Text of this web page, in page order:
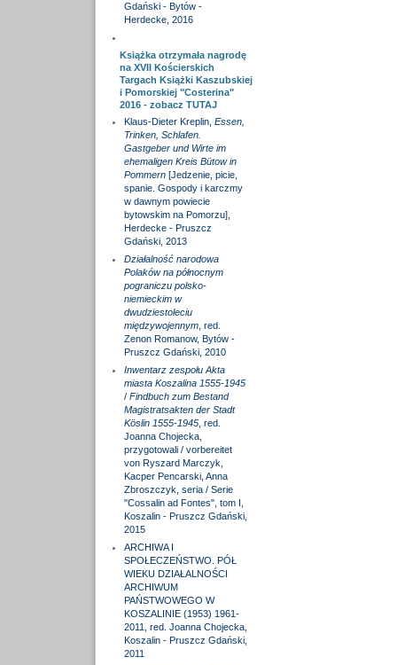
Gdański - Bytów -
Herdecke, 2016
Książka otrzymała nagrodę
na XVII Kościerskich
Targach Książki Kaszubskiej
i Pomorskiej "Costerina"
2016 - zobacz TUTAJ
Klaus-Dieter Kreplin, Essen,
Trinken, Schlafen.
Gastgeber und Wirte im
ehemaligen Kreis Bütow in
Pommern[Jedzenie, picie,
spanie. Gospody i karczmy
w dawnym powiecie
bytowskim na Pomorzu],
Herdecke - Pruszcz
Gdański, 2013
Działalność narodowa
Polaków na północnym
pograniczu polsko-
niemieckim w
dwudziestoleciu
międzywojennym, red.
Zenon Romanow, Bytów -
Pruszcz Gdański, 2010
Inwentarz zespołu Akta
miasta Koszalina 1555-1945
/ Findbuch zum Bestand
Magistratsakten der Stadt
Köslin 1555-1945, red.
Joanna Chojecka,
przygotowali / vorbereitet
von Ryszard Marczyk,
Kacper Pencarski, Anna
Zbroszczyk, seria / Serie
"Cossalin ad Fontes", tom I,
Koszalin - Pruszcz Gdański,
2015
ARCHIWA I
SPOŁECZEŃSTWO. PÓŁ
WIEKU DZIAŁALNOŚCI
ARCHIWUM
PAŃSTWOWEGO W
KOSZALINIE (1953) 1961-
2011, red. Joanna Chojecka,
Koszalin - Pruszcz Gdański,
2011